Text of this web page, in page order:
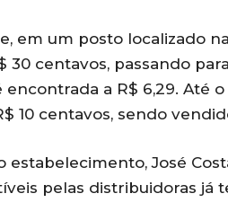
em um posto localizado
30 centavos, passando
encontrada a R$ 6,29. Até
10 centavos, sendo
estabelecimento, José
pelas distribuidoras já